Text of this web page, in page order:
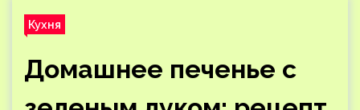
Кухня
Домашнее печенье с